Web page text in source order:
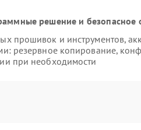
решение и безопасное
прошивок и инструментов,
резервное копирование,
при необходимости